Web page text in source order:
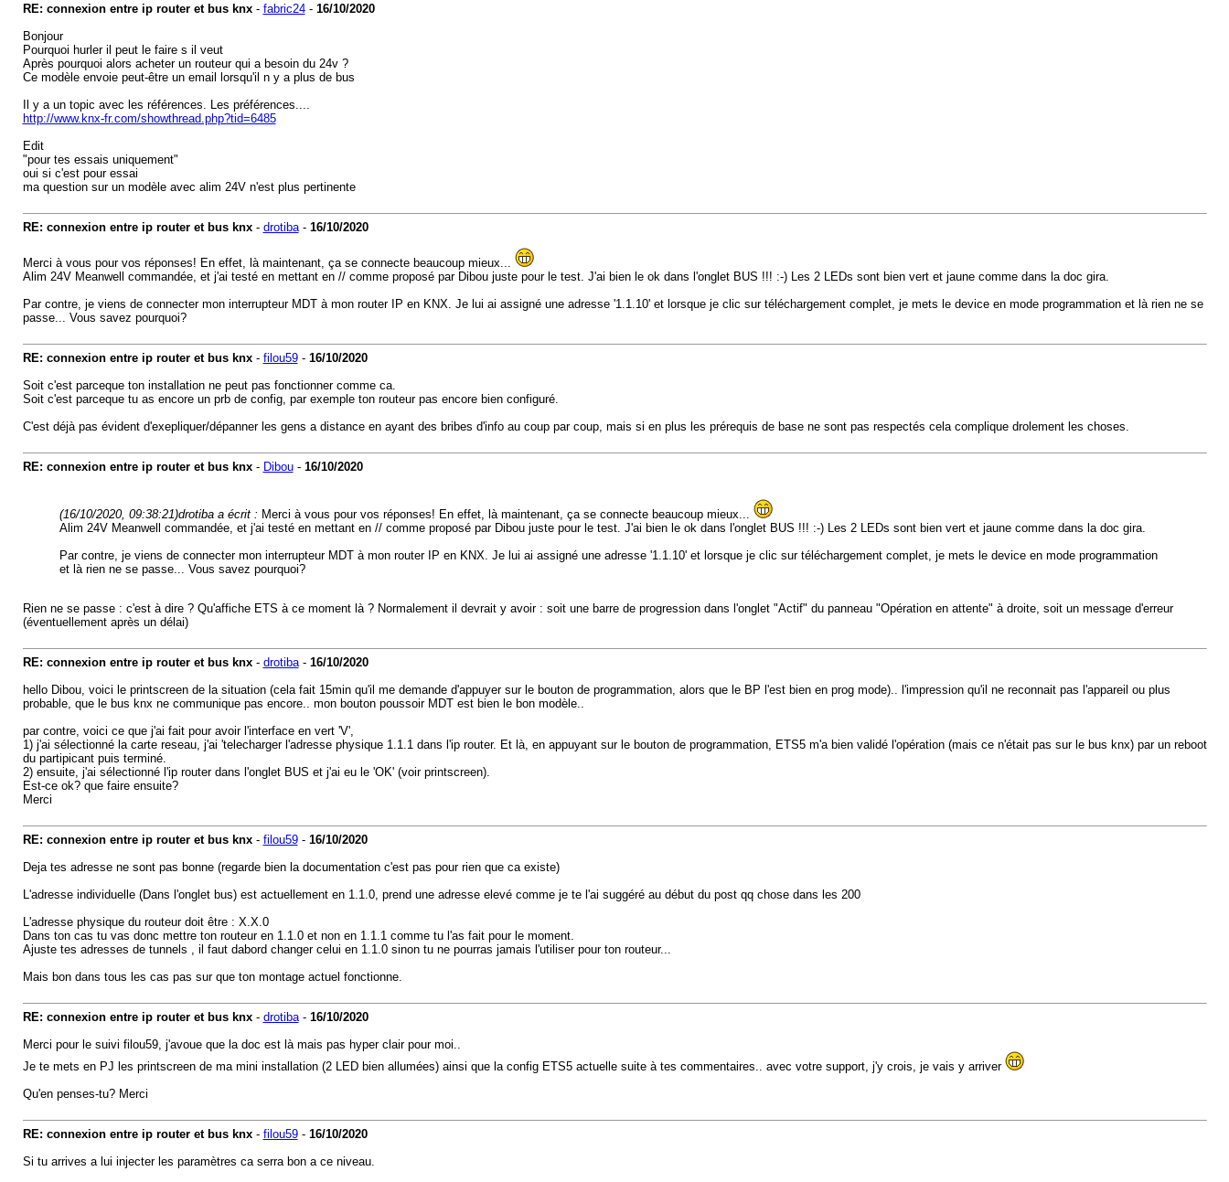
RE: connexion entre ip router et bus knx- fabric24- 16/10/2020
Bonjour
Pourquoi hurler il peut le faire s il veut
Après pourquoi alors acheter un routeur qui a besoin du 24v ?
Ce modèle envoie peut-être un email lorsqu'il n y a plus de bus
Il y a un topic avec les références. Les préférences....
http://www.knx-fr.com/showthread.php?tid=6485
Edit
"pour tes essais uniquement"
oui si c'est pour essai
ma question sur un modèle avec alim 24V n'est plus pertinente
RE: connexion entre ip router et bus knx- drotiba- 16/10/2020
Merci à vous pour vos réponses! En effet, là maintenant, ça se connecte beaucoup mieux...
Alim 24V Meanwell commandée, et j'ai testé en mettant en // comme proposé par Dibou juste pour le test. J'ai bien le ok dans l'onglet BUS !!! :-) Les 2 LEDs sont bien vert et jaune comme dans la doc gira.
Par contre, je viens de connecter mon interrupteur MDT à mon router IP en KNX. Je lui ai assigné une adresse '1.1.10' et lorsque je clic sur téléchargement complet, je mets le device en mode programmation et là rien ne se
passe... Vous savez pourquoi?
RE: connexion entre ip router et bus knx- filou59- 16/10/2020
Soit c'est parceque ton installation ne peut pas fonctionner comme ca.
Soit c'est parceque tu as encore un prb de config, par exemple ton routeur pas encore bien configuré.
C'est déjà pas évident d'exepliquer/dépanner les gens a distance en ayant des bribes d'info au coup par coup, mais si en plus les prérequis de base ne sont pas respectés cela complique drolement les choses.
RE: connexion entre ip router et bus knx- Dibou- 16/10/2020
(16/10/2020, 09:38:21)drotiba a écrit : Merci à vous pour vos réponses! En effet, là maintenant, ça se connecte beaucoup mieux...
Alim 24V Meanwell commandée, et j'ai testé en mettant en // comme proposé par Dibou juste pour le test. J'ai bien le ok dans l'onglet BUS !!! :-) Les 2 LEDs sont bien vert et jaune comme dans la doc gira.
Par contre, je viens de connecter mon interrupteur MDT à mon router IP en KNX. Je lui ai assigné une adresse '1.1.10' et lorsque je clic sur téléchargement complet, je mets le device en mode programmation
et là rien ne se passe... Vous savez pourquoi?
Rien ne se passe : c'est à dire ? Qu'affiche ETS à ce moment là ? Normalement il devrait y avoir : soit une barre de progression dans l'onglet "Actif" du panneau "Opération en attente" à droite, soit un message d'erreur
(éventuellement après un délai)
RE: connexion entre ip router et bus knx- drotiba- 16/10/2020
hello Dibou, voici le printscreen de la situation (cela fait 15min qu'il me demande d'appuyer sur le bouton de programmation, alors que le BP l'est bien en prog mode).. l'impression qu'il ne reconnait pas l'appareil ou plus
probable, que le bus knx ne communique pas encore.. mon bouton poussoir MDT est bien le bon modèle..
par contre, voici ce que j'ai fait pour avoir l'interface en vert 'V',
1) j'ai sélectionné la carte reseau, j'ai 'telecharger l'adresse physique 1.1.1 dans l'ip router. Et là, en appuyant sur le bouton de programmation, ETS5 m'a bien validé l'opération (mais ce n'était pas sur le bus knx) par un reboot
du partipicant puis terminé.
2) ensuite, j'ai sélectionné l'ip router dans l'onglet BUS et j'ai eu le 'OK' (voir printscreen).
Est-ce ok? que faire ensuite?
Merci
RE: connexion entre ip router et bus knx- filou59- 16/10/2020
Deja tes adresse ne sont pas bonne (regarde bien la documentation c'est pas pour rien que ca existe)
L'adresse individuelle (Dans l'onglet bus) est actuellement en 1.1.0, prend une adresse elevé comme je te l'ai suggéré au début du post qq chose dans les 200
L'adresse physique du routeur doit être : X.X.0
Dans ton cas tu vas donc mettre ton routeur en 1.1.0 et non en 1.1.1 comme tu l'as fait pour le moment.
Ajuste tes adresses de tunnels , il faut dabord changer celui en 1.1.0 sinon tu ne pourras jamais l'utiliser pour ton routeur...
Mais bon dans tous les cas pas sur que ton montage actuel fonctionne.
RE: connexion entre ip router et bus knx- drotiba- 16/10/2020
Merci pour le suivi filou59, j'avoue que la doc est là mais pas hyper clair pour moi..
Je te mets en PJ les printscreen de ma mini installation (2 LED bien allumées) ainsi que la config ETS5 actuelle suite à tes commentaires.. avec votre support, j'y crois, je vais y arriver
Qu'en penses-tu? Merci
RE: connexion entre ip router et bus knx- filou59- 16/10/2020
Si tu arrives a lui injecter les paramètres ca serra bon a ce niveau.